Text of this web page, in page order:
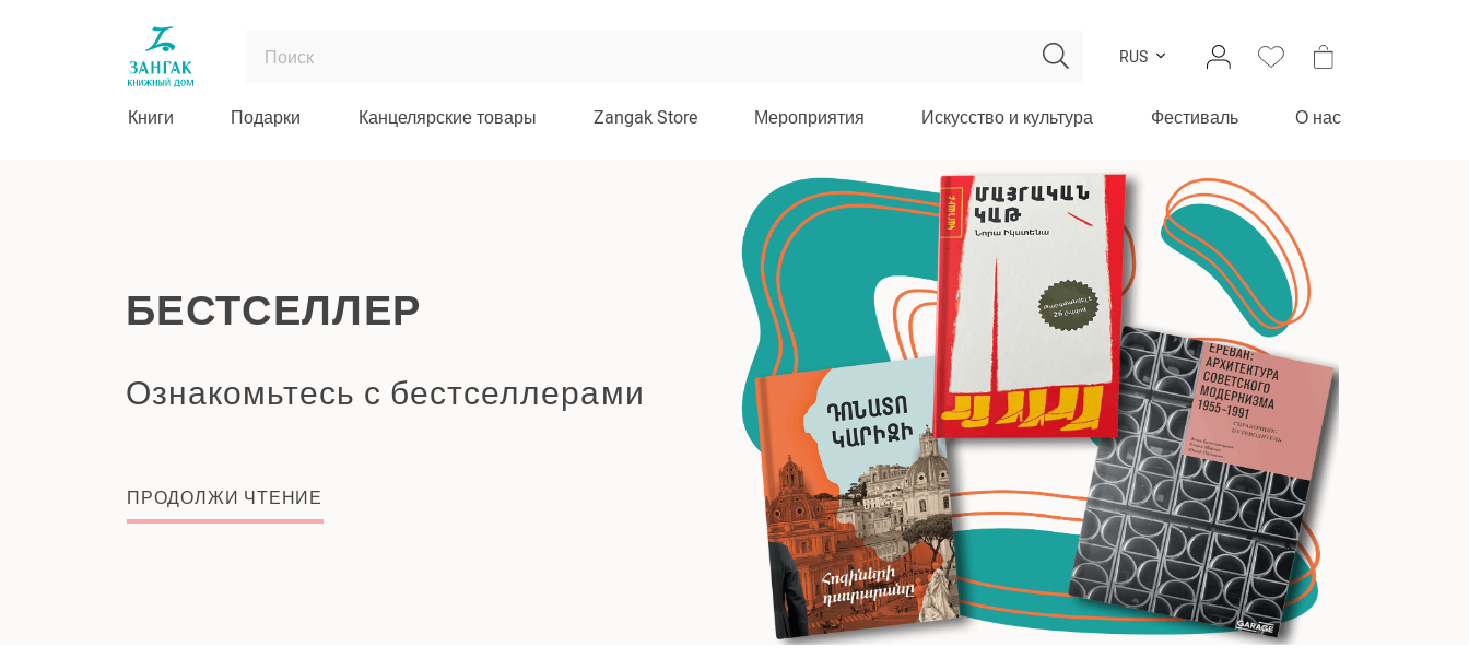
RUS
Книги Подарки Канцелярские товары Zangak Store Мероприятия Искусство и культура Фестиваль О нас
БЕСТСЕЛЛЕР
Ознакомьтесь с бестселлерами
ПРОДОЛЖИ ЧТЕНИЕ